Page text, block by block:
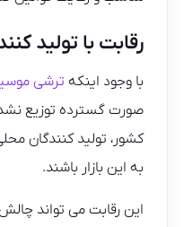
رقابت با تولید
با وجود اینکه ترشی
صورت گسترده توزیع
کشور، تولید کنندگان
به این بازار باشند.
این رقابت می تواند